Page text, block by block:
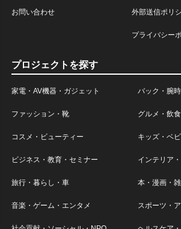
お問い合わせ 外部送信ポリ
プライバシー
プロジェクトを探す
家電・AV機器・ガジェット バック・腕
ファッション・靴 グルメ・飲食
コスメ・ビューティー キッズ・ベ
ビジネス・教育・セミナー インテリア
旅行・暮らし・車 本・漫画・
音楽・ゲーム・エンタメ スポーツ・